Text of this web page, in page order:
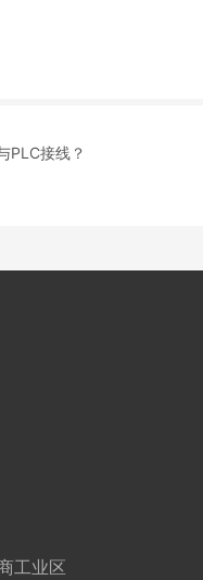
PLC接线？
工业区